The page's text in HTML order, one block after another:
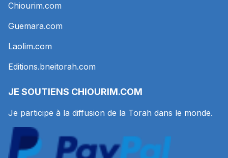
Chiourim.com
Guemara.com
Laolim.com
Editions.bneitorah.com
JE SOUTIENS CHIOURIM.COM
Je participe à la diffusion de la Torah dans le monde.